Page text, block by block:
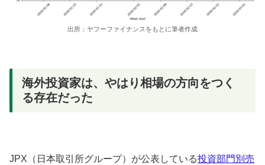
出所：ヤフーファイナンスをもとに筆者作成
海外投資家は、やはり相場の方向をつく
る存在だった
JPX（日本取引所グループ）が公表している投資部門別売